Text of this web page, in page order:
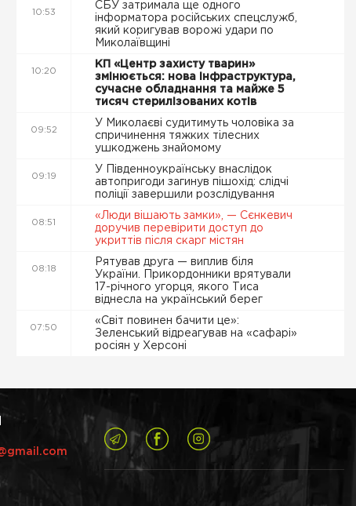
10:53
СБУ затримала ще одного
інформатора російських спецслужб,
який коригував ворожі удари по
Миколаївщині
10:20
КП «Центр захисту тварин»
змінюється: нова інфраструктура,
сучасне обладнання та майже 5
тисяч стерилізованих котів
09:52
У Миколаєві судитимуть чоловіка за
спричинення тяжких тілесних
ушкоджень знайомому
09:19
У Південноукраїнську внаслідок
автопригоди загинув пішохід: слідчі
поліції завершили розслідування
08:51
«Люди вішають замки», — Сєнкевич
доручив перевірити доступ до
укриттів після скарг містян
08:18
Рятував друга — виплив біля
України. Прикордонники врятували
17-річного угорця, якого Тиса
віднесла на український берег
07:50
«Світ повинен бачити це»:
Зеленський відреагував на «сафарі»
росіян у Херсоні